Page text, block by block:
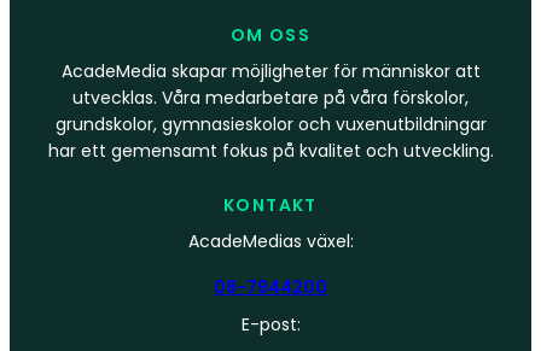
OM OSS
AcadeMedia skapar möjligheter för människor att
utvecklas. Våra medarbetare på våra förskolor,
grundskolor, gymnasieskolor och vuxenutbildningar
har ett gemensamt fokus på kvalitet och utveckling.
KONTAKT
AcadeMedias växel:
08-7944200
E-post: